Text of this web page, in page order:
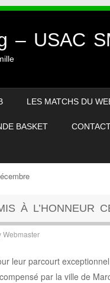
– USAC
LES MATCHS DU
BASKET
À L’HONNEUR
Webmaster
leur parcourt
par la ville de